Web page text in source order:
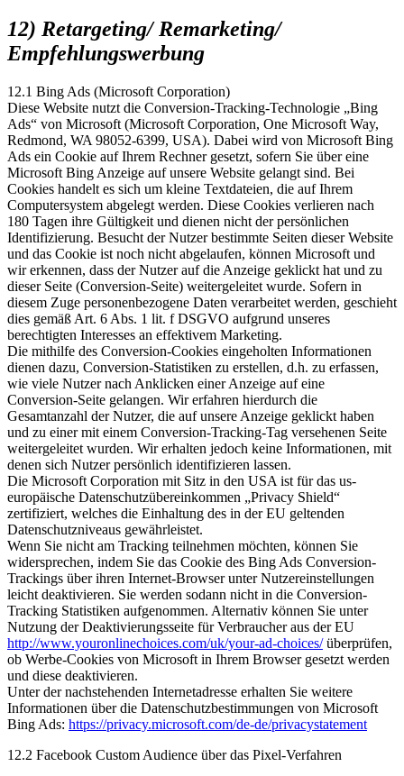
12) Retargeting/ Remarketing/
Empfehlungswerbung
12.1 Bing Ads (Microsoft Corporation)
Diese Website nutzt die Conversion-Tracking-Technologie „Bing
Ads“ von Microsoft (Microsoft Corporation, One Microsoft Way,
Redmond, WA 98052-6399, USA). Dabei wird von Microsoft Bing
Ads ein Cookie auf Ihrem Rechner gesetzt, sofern Sie über eine
Microsoft Bing Anzeige auf unsere Website gelangt sind. Bei
Cookies handelt es sich um kleine Textdateien, die auf Ihrem
Computersystem abgelegt werden. Diese Cookies verlieren nach
180 Tagen ihre Gültigkeit und dienen nicht der persönlichen
Identifizierung. Besucht der Nutzer bestimmte Seiten dieser Website
und das Cookie ist noch nicht abgelaufen, können Microsoft und
wir erkennen, dass der Nutzer auf die Anzeige geklickt hat und zu
dieser Seite (Conversion-Seite) weitergeleitet wurde. Sofern in
diesem Zuge personenbezogene Daten verarbeitet werden, geschieht
dies gemäß Art. 6 Abs. 1 lit. f DSGVO aufgrund unseres
berechtigten Interesses an effektivem Marketing.
Die mithilfe des Conversion-Cookies eingeholten Informationen
dienen dazu, Conversion-Statistiken zu erstellen, d.h. zu erfassen,
wie viele Nutzer nach Anklicken einer Anzeige auf eine
Conversion-Seite gelangen. Wir erfahren hierdurch die
Gesamtanzahl der Nutzer, die auf unsere Anzeige geklickt haben
und zu einer mit einem Conversion-Tracking-Tag versehenen Seite
weitergeleitet wurden. Wir erhalten jedoch keine Informationen, mit
denen sich Nutzer persönlich identifizieren lassen.
Die Microsoft Corporation mit Sitz in den USA ist für das us-
europäische Datenschutzübereinkommen „Privacy Shield“
zertifiziert, welches die Einhaltung des in der EU geltenden
Datenschutzniveaus gewährleistet.
Wenn Sie nicht am Tracking teilnehmen möchten, können Sie
widersprechen, indem Sie das Cookie des Bing Ads Conversion-
Trackings über ihren Internet-Browser unter Nutzereinstellungen
leicht deaktivieren. Sie werden sodann nicht in die Conversion-
Tracking Statistiken aufgenommen. Alternativ können Sie unter
Nutzung der Deaktivierungsseite für Verbraucher aus der EU
http://www.youronlinechoices.com/uk/your-ad-choices/überprüfen,
ob Werbe-Cookies von Microsoft in Ihrem Browser gesetzt werden
und diese deaktivieren.
Unter der nachstehenden Internetadresse erhalten Sie weitere
Informationen über die Datenschutzbestimmungen von Microsoft
Bing Ads: https://privacy.microsoft.com/de-de/privacystatement
12.2 Facebook Custom Audience über das Pixel-Verfahren